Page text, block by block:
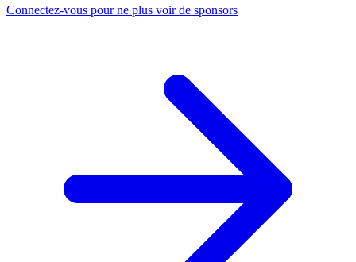
Connectez-vous pour ne plus voir de sponsors